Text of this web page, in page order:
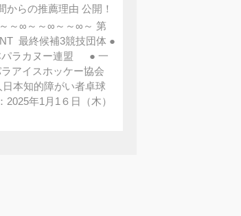
からの推薦理由 公開！
～∞～～∞～～∞～ 第
最終候補3競技団体 ●
パラカヌー連盟 ● 一
アイスホッケー協会
本知的障がい者卓球
年1月1６日（木）